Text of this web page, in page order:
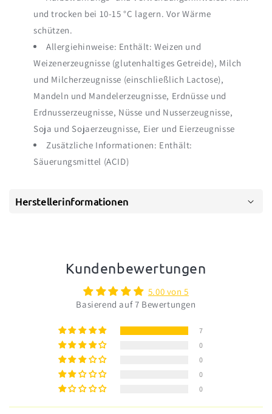
und trocken bei 10-15 °C lagern. Vor Wärme
schützen.
Allergiehinweise: Enthält: Weizen und
Weizenerzeugnisse (glutenhaltiges Getreide), Milch
und Milcherzeugnisse (einschließlich Lactose),
Mandeln und Mandelerzeugnisse, Erdnüsse und
Erdnusserzeugnisse, Nüsse und Nusserzeugnisse,
Soja und Sojaerzeugnisse, Eier und Eierzeugnisse
Zusätzliche Informationen: Enthält:
Säuerungsmittel (ACID)
Herstellerinformationen
Kundenbewertungen
5.00 von 5
Basierend auf 7 Bewertungen
7
0
0
0
0